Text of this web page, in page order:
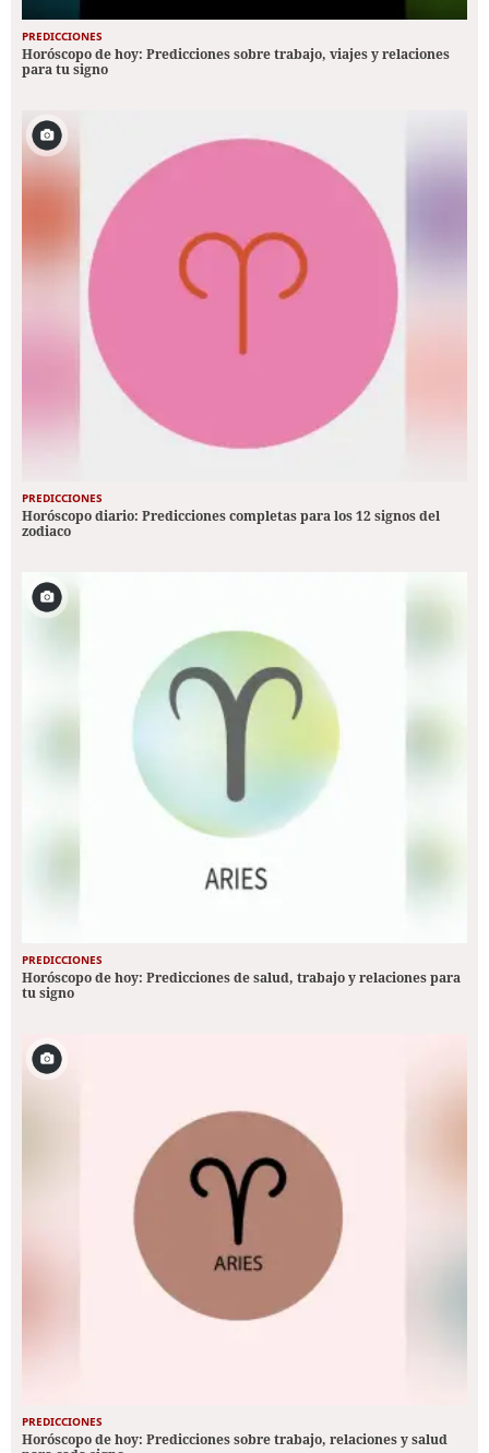
PREDICCIONES
Horóscopo de hoy: Predicciones sobre trabajo, viajes y relaciones
para tu signo
PREDICCIONES
Horóscopo diario: Predicciones completas para los 12 signos del
zodiaco
PREDICCIONES
Horóscopo de hoy: Predicciones de salud, trabajo y relaciones para
tu signo
PREDICCIONES
Horóscopo de hoy: Predicciones sobre trabajo, relaciones y salud